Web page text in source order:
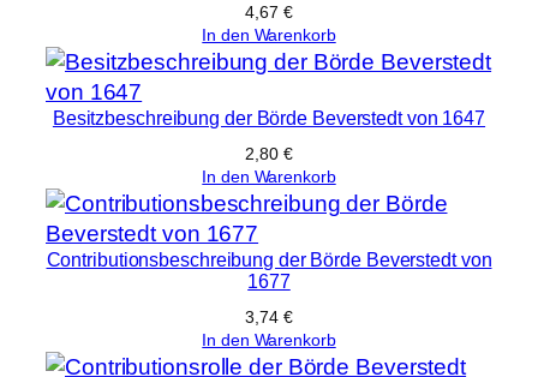
d
e
s
W
r
s
t
4,67 €
In den Warenkorb
Besitzbeschreibung der Börde Beverstedt von 1647
2,80 €
In den Warenkorb
Contributionsbeschreibung der Börde Beverstedt von
1677
3,74 €
In den Warenkorb